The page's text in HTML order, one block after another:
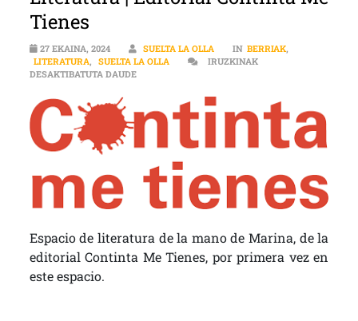
Tienes
27 EKAINA, 2024 SUELTA LA OLLA IN BERRIAK,
LITERATURA, SUELTA LA OLLA
IRUZKINAK
DESAKTIBATUTA DAUDELITERATURA | EDITORIAL CONTINTA ME TIENES
Espacio de literatura de la mano de Marina, de la
editorial Continta Me Tienes, por primera vez en
este espacio.